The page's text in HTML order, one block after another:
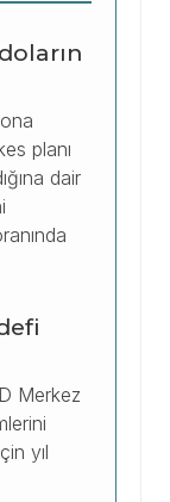
planı
dair
Merkez
yıl